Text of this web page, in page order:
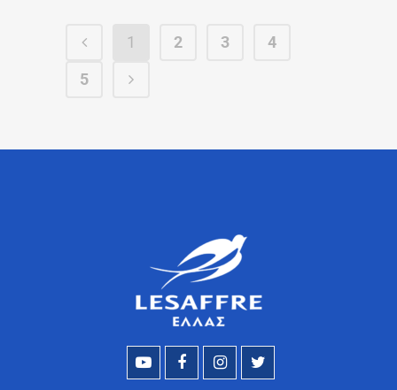
1 2 3
4
5